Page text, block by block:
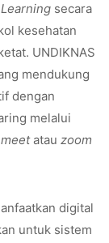
secara
kesehatan
UNDIKNAS
mendukung
dengan
melalui
atau zoom
digital
untuk sistem